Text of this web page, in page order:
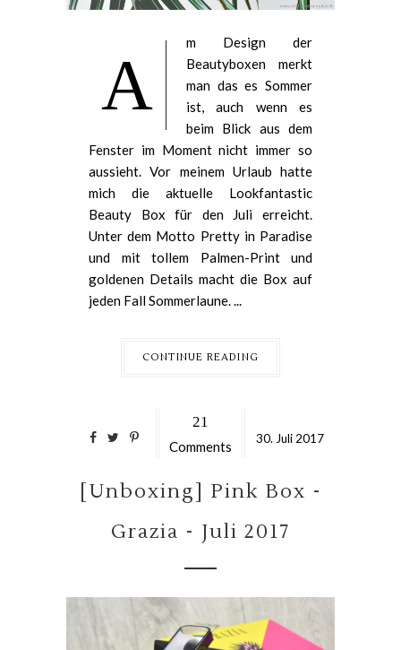
A
m Design der
Beautyboxen merkt
man das es Sommer
ist, auch wenn es
beim Blick aus dem
Fenster im Moment nicht immer so
aussieht. Vor meinem Urlaub hatte
mich die aktuelle Lookfantastic
Beauty Box für den Juli erreicht.
Unter dem Motto Pretty in Paradise
und mit tollem Palmen-Print und
goldenen Details macht die Box auf
jeden Fall Sommerlaune. ...
CONTINUE READING
21
Comments 30. Juli 2017
[Unboxing] Pink Box -
Grazia - Juli 2017